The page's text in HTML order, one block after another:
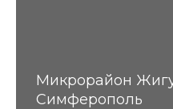
Микрорайон
Симферополь